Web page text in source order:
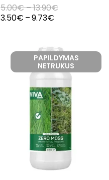
5.00€–13.90€
3.50€ –9.73€
PAPILDYMAS
NETRUKUS